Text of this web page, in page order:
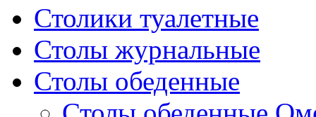
Столики туалетные
Столы журнальные
Столы обеденные